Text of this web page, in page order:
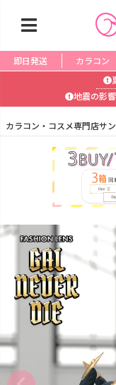
即日発送 カラコン
地震の影
カラコン・コスメ専門店サ